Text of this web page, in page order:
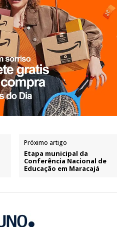
Próximo artigo
Etapa municipal da
Conferência Nacional de
Educação em Maracajá